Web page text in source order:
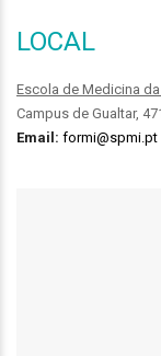
LOCAL
Escola de Medicina
Campus de Gualtar,
Email: formi@spmi.pt